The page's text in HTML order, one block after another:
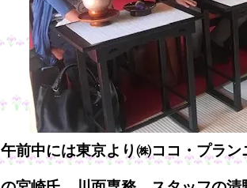
午前中には東京より㈱ココ・プラ